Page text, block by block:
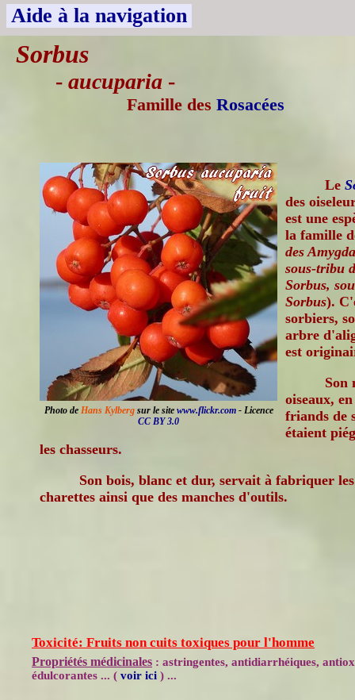
Aide à la navigation
Sorbus
- aucuparia -
Famille des Rosacées
Photo de Hans Kylbergsur le site www.flickr.com- Licence
CC BY 3.0
Le
des
est une
la famille
des
sous-tribu
Sorbus,
Sorbus).
sorbiers,
arbre
est
Son
oiseaux,
friands de
étaient
les chasseurs.
Son bois, blanc et dur, servait à fabriquer
charettes ainsi que des manches d'outils.
Toxicité: Fruits non cuits toxiques pour l'homme
Propriétés médicinales : astringentes, antidiarrhéiques,
édulcorantes ... ( voir ici ) ...